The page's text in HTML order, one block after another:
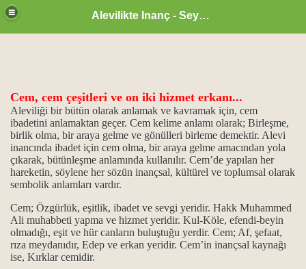
Alevilikte Inanç - Seyyid Hakkı
Cem, cem çeşitleri ve on iki hizmet erkanı...
Aleviliği bir bütün olarak anlamak ve kavramak için, cem
ibadetini anlamaktan geçer. Cem kelime anlamı olarak; Birleşme,
birlik olma, bir araya gelme ve gönülleri birleme demektir. Alevi
inancında ibadet için cem olma, bir araya gelme amacından yola
çıkarak, bütünleşme anlamında kullanılır. Cem’de yapılan her
hareketin, söylene her sözün inançsal, kültürel ve toplumsal olarak
sembolik anlamları vardır.
Cem; Özgürlük, eşitlik, ibadet ve sevgi yeridir. Hakk Muhammed
Ali muhabbeti yapma ve hizmet yeridir. Kul-Köle, efendi-beyin
olmadığı, eşit ve hür canların buluştuğu yerdir. Cem; Af, şefaat,
rıza meydanıdır, Edep ve erkan yeridir. Cem’in inançsal kaynağı
ise, Kırklar cemidir.
Hüsna
konumu…